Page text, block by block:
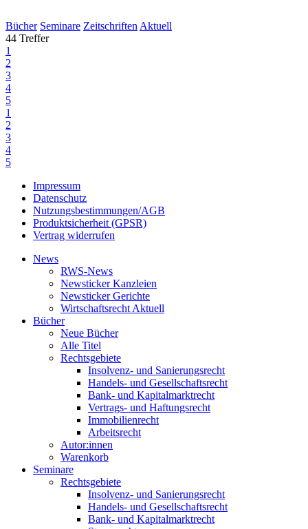
Bücher Seminare ZeitschriftenAktuell
44 Treffer
1
2
3
4
5
1
2
3
4
5
Impressum
Datenschutz
Nutzungsbestimmungen/AGB
Produktsicherheit (GPSR)
Vertrag widerrufen
News
RWS-News
Newsticker Kanzleien
Newsticker Gerichte
Wirtschaftsrecht Aktuell
Bücher
Neue Bücher
Alle Titel
Rechtsgebiete
Insolvenz- und Sanierungsrecht
Handels- und Gesellschaftsrecht
Bank- und Kapitalmarktrecht
Vertrags- und Haftungsrecht
Immobilienrecht
Arbeitsrecht
Autor:innen
Warenkorb
Seminare
Rechtsgebiete
Insolvenz- und Sanierungsrecht
Handels- und Gesellschaftsrecht
Bank- und Kapitalmarktrecht